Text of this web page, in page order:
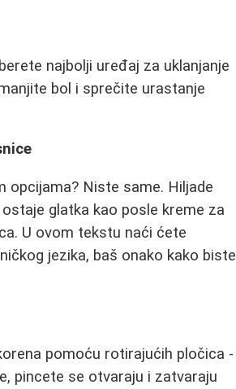
najbolji uređaj za uklanjanje
bol i sprečite urastanje
opcijama? Niste same. Hiljade
glatka kao posle kreme za
U ovom tekstu naći ćete
jezika, baš onako kako biste
pomoću rotirajućih pločica -
pincete se otvaraju i zatvaraju